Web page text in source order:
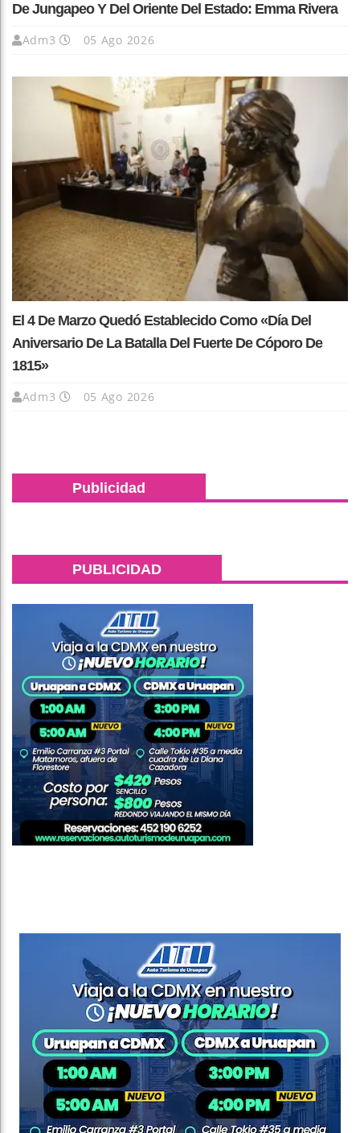
De Jungapeo Y Del Oriente Del Estado: Emma Rivera
Adm3 05 Ago 2026
El 4 De Marzo Quedó Establecido Como «Día Del
Aniversario De La Batalla Del Fuerte De Cóporo De
1815»
Adm3 05 Ago 2026
Publicidad
PUBLICIDAD